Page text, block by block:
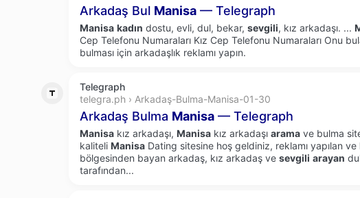
Arkadaş Bul Manisa — Telegraph
Manisa kadın dostu, evli, dul, bekar, sevgili, kız arkadaşı. ...
Cep Telefonu Numaraları Kız Cep Telefonu Numaraları Onu
bulması için arkadaşlık reklamı yapın.
Telegraph
telegra.ph › Arkadaş-Bulma-Manisa-01-30
Arkadaş Bulma Manisa — Telegraph
Manisa kız arkadaşı, Manisa kız arkadaşı arama ve bulma
kaliteli Manisa Dating sitesine hoş geldiniz, reklamı yapılan ve
bölgesinden bayan arkadaş, kız arkadaş ve sevgili arayan
tarafından...